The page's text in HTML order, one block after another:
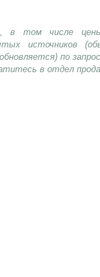
в том числе
источников
по
в отдел